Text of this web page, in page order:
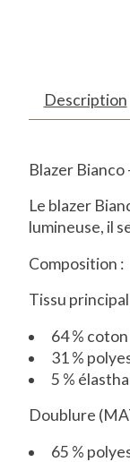
Description
Blazer
Le blazer
lumineuse, il
Composition :
Tissu
64 % coton
31 %
5 %
Doublure
65 %